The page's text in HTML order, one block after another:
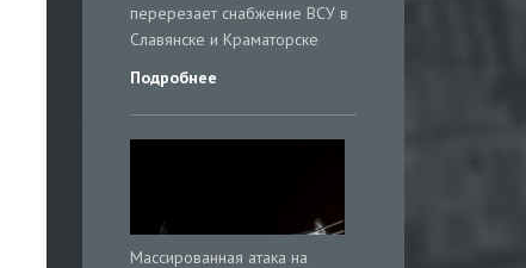
перерезает снабжение ВСУ в
Славянске и Краматорске
Подробнее
Массированная атака на